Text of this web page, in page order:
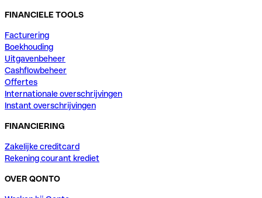
FINANCIELE TOOLS
Facturering
Boekhouding
Uitgavenbeheer
Cashflowbeheer
Offertes
Internationale overschrijvingen
Instant overschrijvingen
FINANCIERING
Zakelijke creditcard
Rekening courant krediet
OVER QONTO